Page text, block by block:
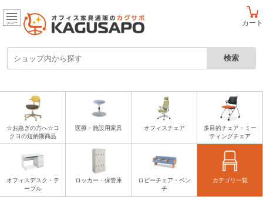
カート
メニュー
☆お急ぎの方へ☆コ
クヨの短納期商品
医療・施設用家具 オフィスチェア
多目的チェア・ミー
ティングチェア
オフィスデスク・テ
ーブル
ロッカー・保管庫
ロビーチェア・ベン
チ
カテゴリ一覧